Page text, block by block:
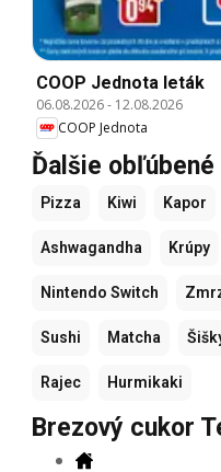
COOP Jednota leták
06.08.2026- 12.08.2026
COOP Jednota
Ďalšie
Pizza Kiwi Kapor
Ashwagandha Krúpy
Nintendo Switch
Sushi Matcha
Rajec Hurmikaki
Brezový cukor